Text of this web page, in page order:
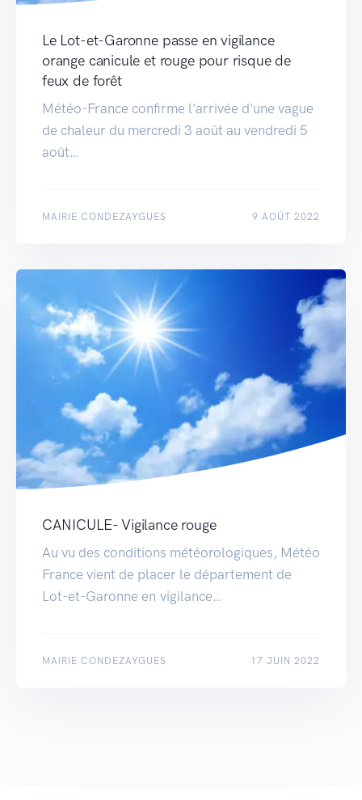
Le Lot-et-Garonne passe en vigilance
orange canicule et rouge pour risque de
feux de forêt
Météo-France confirme l'arrivée d'une vague
de chaleur du mercredi 3 août au vendredi 5
août…
MAIRIE CONDEZAYGUES 9 AOÛT 2022
CANICULE- Vigilance rouge
Au vu des conditions météorologiques, Météo
France vient de placer le département de
Lot-et-Garonne en vigilance…
MAIRIE CONDEZAYGUES 17 JUIN 2022